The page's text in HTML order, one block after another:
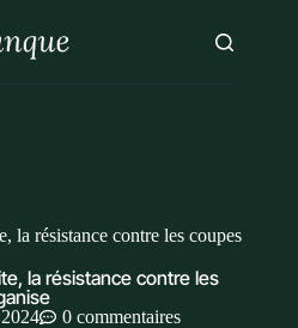
la résistance contre les coupes
la résistance contre les
0 commentaires